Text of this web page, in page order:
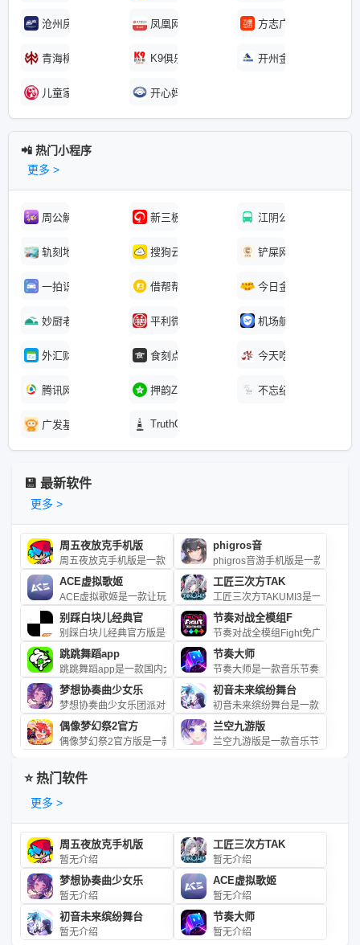
沧州房产 凤凰网房产唐山站 方志广西
青海柳湾彩陶博物馆 K9俱乐部 开州金融
儿童家庭教育 开心妈妈家庭教育
📲 热门小程序
更多 >
周公解梦破解大全 新三板董秘通 江阴公交查询
轨刻地铁 搜狗云表情 铲屎网
一拍识车 借帮帮借钱管家 今日金价查询
妙厨老爹蒸汽火锅鱼 平利微生活 机场航意险
外汇财经日历工具 食刻点评 今天吃什么哦
腾讯网 押韵ZONE 不忘纪念
广发基智理财 TruthOrBra
💾 最新软件
更多 >
周五夜放克手机版
周五夜放克手机版是一款音乐节奏对战手游。在游戏里，你扮演男主
phigros音
phigros音游手机版是一款玩法独
ACE虚拟歌姬
ACE虚拟歌姬是一款让玩家创作音乐的手机应用。它内置了多位声
工匠三次方TAK
工匠三次方TAKUMI3是一款下落
别踩白块儿经典官
别踩白块儿经典官方版是一款经典的音乐节奏类手机游戏。玩家在游
节奏对战全模组F
节奏对战全模组Fight免广告版是
跳跳舞蹈app
跳跳舞蹈app是一款国内大型的舞蹈爱好者社区软件，免费提供超
节奏大师
节奏大师是一款音乐节奏类游戏
梦想协奏曲少女乐
梦想协奏曲少女乐团派对官方版是一款次世代少女乐队音游，玩家将
初音未来缤纷舞台
初音未来缤纷舞台是一款音乐节
偶像梦幻祭2官方
偶像梦幻祭2官方版是一款超人气偶像养成音乐手游。在游戏中，你
兰空九游版
兰空九游版是一款音乐节奏类手
⭐ 热门软件
更多 >
周五夜放克手机版
暂无介绍
工匠三次方TAK
暂无介绍
梦想协奏曲少女乐
暂无介绍
ACE虚拟歌姬
暂无介绍
初音未来缤纷舞台
暂无介绍
节奏大师
暂无介绍